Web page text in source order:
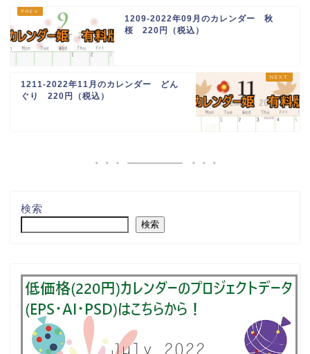
1209-2022年09月のカレンダー 秋
桜 220円（税込）
1211-2022年11月のカレンダー どん
ぐり 220円（税込）
検索
検索